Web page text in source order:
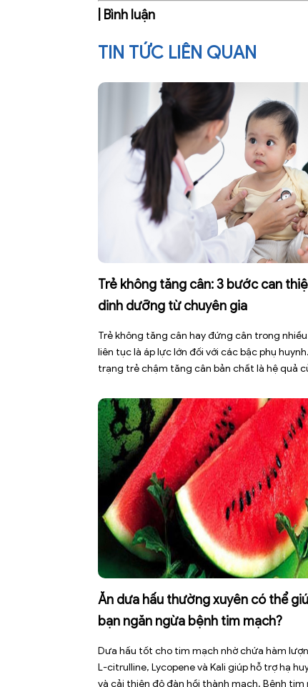
| Bình luận
TIN TỨC LIÊN QUAN
Trẻ không tăng cân: 3 bước can
dinh dưỡng từ chuyên gia
Trẻ không tăng cân hay đứng cân trong
liên tục là áp lực lớn đối với các bậc phụ
trạng trẻ chậm tăng cân bản chất là hệ quả
lượng tiêu hao. Thay vì tự ý dùng các loại […]
Ăn dưa hấu thường xuyên có thể
bạn ngăn ngừa bệnh tim mạch?
Dưa hấu tốt cho tim mạch nhờ chứa hàm
L-citrulline, Lycopene và Kali giúp hỗ trợ hạ
và cải thiện độ đàn hồi thành mạch. Bệnh tim